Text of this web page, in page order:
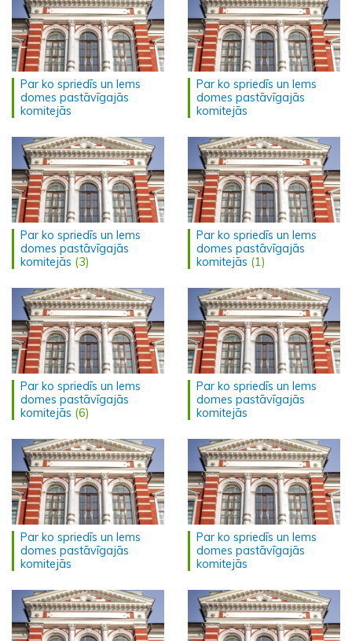
Par ko spriedīs un lems
domes pastāvīgajās
komitejās
Par ko spriedīs un lems
domes pastāvīgajās
komitejās
Par ko spriedīs un lems
domes pastāvīgajās
komitejās (3)
Par ko spriedīs un lems
domes pastāvīgajās
komitejās (1)
Par ko spriedīs un lems
domes pastāvīgajās
komitejās (6)
Par ko spriedīs un lems
domes pastāvīgajās
komitejās
Par ko spriedīs un lems
domes pastāvīgajās
komitejās
Par ko spriedīs un lems
domes pastāvīgajās
komitejās